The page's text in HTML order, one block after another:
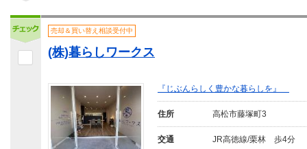
売却＆買い替え相談受付中
(株)暮らしワークス
『じぶんらしく豊かな暮らしを』
住所 高松市藤塚町3
交通 JR高徳線/栗林 歩4分